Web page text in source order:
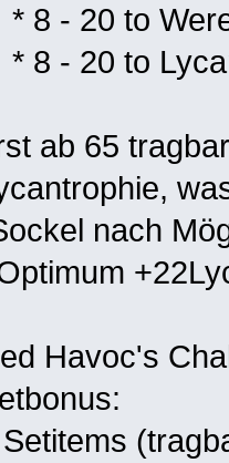
8 - 20 to
8 - 20 to
ab 65
nach
Havoc's